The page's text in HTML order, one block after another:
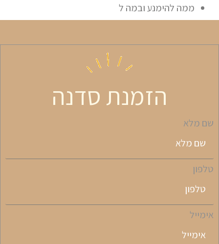
ממה להימנע ובמה ל
הזמנת סדנה
שם מלא
טלפון
אימייל